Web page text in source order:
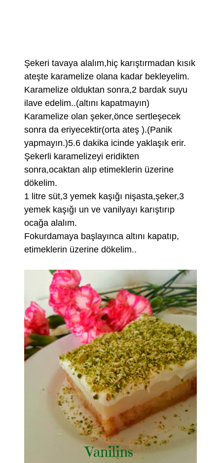
Şekeri tavaya alalım,hiç karıştırmadan kısık
ateşte karamelize olana kadar bekleyelim.
Karamelize olduktan sonra,2 bardak suyu
ilave edelim..(altını kapatmayın)
Karamelize olan şeker,önce sertleşecek
sonra da eriyecektir(orta ateş ).(Panik
yapmayın.)5.6 dakika icinde yaklaşık erir.
Şekerli karamelizeyi eridikten
sonra,ocaktan alıp etimeklerin üzerine
dökelim.
1 litre süt,3 yemek kaşığı nişasta,şeker,3
yemek kaşığı un ve vanilyayı karıştırıp
ocağa alalım.
Fokurdamaya başlayınca altını kapatıp,
etimeklerin üzerine dökelim..